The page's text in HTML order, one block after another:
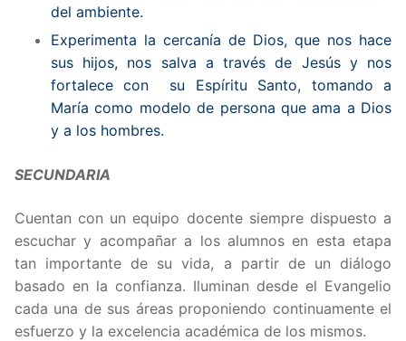
del ambiente.
Experimenta la cercanía de Dios, que nos hace
sus hijos, nos salva a través de Jesús y nos
fortalece con su Espíritu Santo, tomando a
María como modelo de persona que ama a Dios
y a los hombres.
SECUNDARIA
Cuentan con un equipo docente siempre dispuesto a
escuchar y acompañar a los alumnos en esta etapa
tan importante de su vida, a partir de un diálogo
basado en la confianza. Iluminan desde el Evangelio
cada una de sus áreas proponiendo continuamente el
esfuerzo y la excelencia académica de los mismos.